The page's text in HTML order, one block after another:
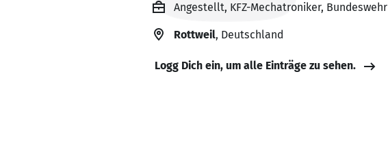
Angestellt, KFZ-Mechatroniker, Bundeswehr
Rottweil, Deutschland
Logg Dich ein, um alle Einträge zu sehen.